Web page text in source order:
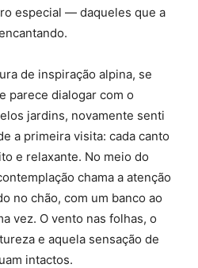
especial — daqueles que a
de inspiração alpina, se
parece dialogar com o
jardins, novamente senti
a primeira visita: cada canto
e relaxante. No meio do
chama a atenção
no chão, com um banco ao
vez. O vento nas folhas, o
e aquela sensação de
intactos.